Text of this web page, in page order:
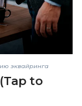
эквайринга
to